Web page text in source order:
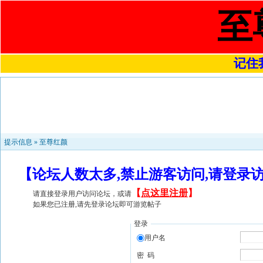
至
记住
提示信息 » 至尊红颜
【论坛人数太多,禁止游客访问,请登
请直接登录用户访问论坛，或请 【 点这里注册】
如果您已注册,请先登录论坛即可游览帖子
登录
用户名
密 码